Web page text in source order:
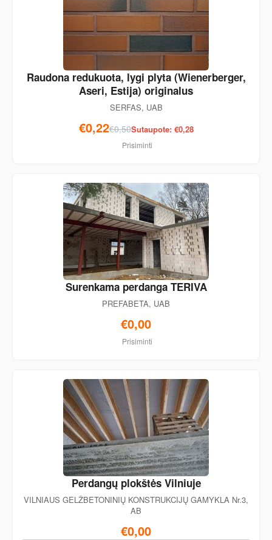
Raudona redukuota, lygi plyta (Wienerberger,
Aseri, Estija) originalus
SERFAS, UAB
€0,22€0,50Sutaupote: €0,28
Prisiminti
Surenkama perdanga TERIVA
PREFABETA, UAB
€0,00
Prisiminti
Perdangų plokštės Vilniuje
VILNIAUS GELŽBETONINIŲ KONSTRUKCIJŲ GAMYKLA Nr.3,
AB
€0,00